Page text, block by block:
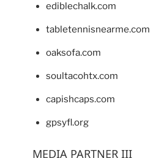
ediblechalk.com
tabletennisnearme.com
oaksofa.com
soultacohtx.com
capishcaps.com
gpsyfl.org
MEDIA PARTNER III